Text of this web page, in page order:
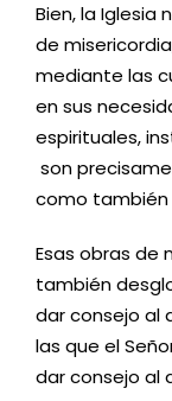
Bien, la Iglesia
de
mediante las
en sus
espirituales,
son
como también
Esas obras de
también
dar consejo al
las que el
dar consejo al